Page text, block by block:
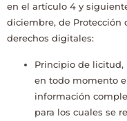
en el artículo 4 y
diciembre, de Protección
derechos digitales:
Principio de licitud,
en todo momento
información
para los cuales se